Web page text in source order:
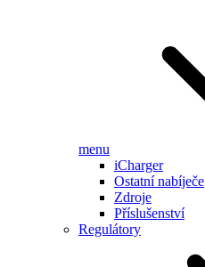
menu
iCharger
Ostatní nabíječe
Zdroje
Příslušenství
Regulátory